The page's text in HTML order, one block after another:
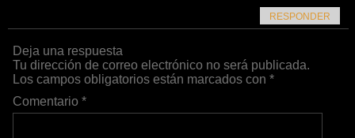
RESPONDER
Deja una respuesta
Tu dirección de correo electrónico no será publicada.
Los campos obligatorios están marcados con *
Comentario *